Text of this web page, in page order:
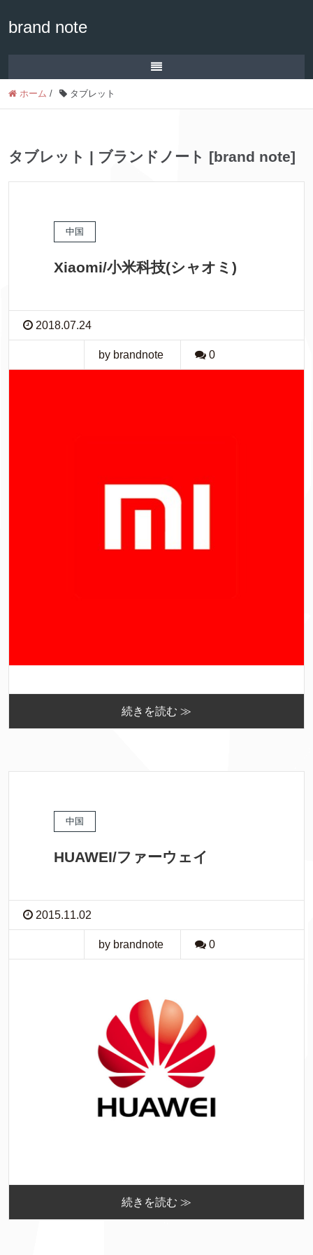
brand note
ホーム / タブレット
タブレット | ブランドノート [brand note]
中国
Xiaomi/小米科技(シャオミ)
2018.07.24
by brandnote 0
続きを読む ≫
中国
HUAWEI/ファーウェイ
2015.11.02
by brandnote 0
続きを読む ≫